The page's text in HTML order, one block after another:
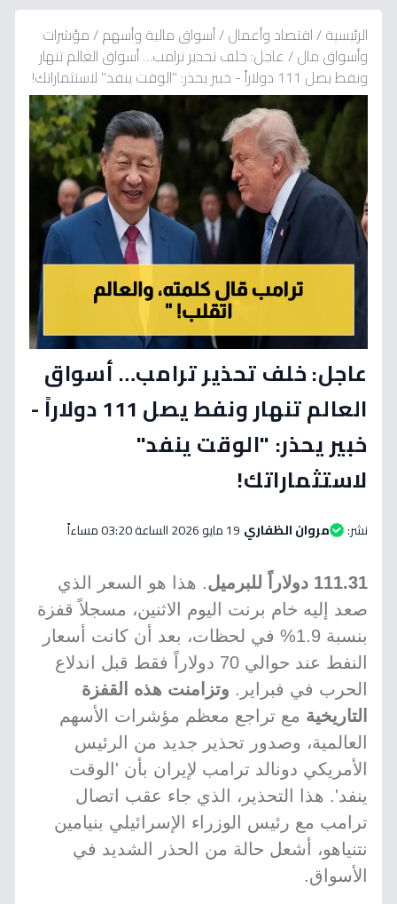
الرئيسية/اقتصاد وأعمال/أسواق مالية وأسهم/مؤشرات
وأسواق مال/عاجل: خلف تحذير ترامب… أسواق العالم تنهار
ونفط يصل 111 دولاراً - خبير يحذر: "الوقت ينفد" لاستثماراتك!
عاجل: خلف تحذير ترامب… أسواق
العالم تنهار ونفط يصل 111 دولاراً -
خبير يحذر: "الوقت ينفد"
لاستثماراتك!
نشر: مروان الظفاري 19 مايو 2026 الساعة 03:20 مساءاً
111.31 دولاراً للبرميل
. هذا هو السعر الذي
صعد إليه خام برنت اليوم الاثنين، مسجلاً قفزة
بنسبة 1.9% في لحظات، بعد أن كانت أسعار
النفط عند حوالي 70 دولاراً فقط قبل اندلاع
الحرب في فبراير. وتزامنت هذه القفزة
التاريخية مع تراجع معظم مؤشرات الأسهم
العالمية، وصدور تحذير جديد من الرئيس
الأمريكي دونالد ترامب لإيران بأن 'الوقت
ينفد'. هذا التحذير، الذي جاء عقب اتصال
ترامب مع رئيس الوزراء الإسرائيلي بنيامين
نتنياهو، أشعل حالة من الحذر الشديد في
الأسواق.